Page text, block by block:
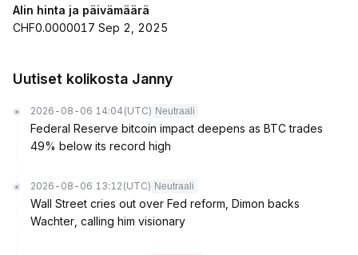
Alin hinta ja päivämäärä
CHF0.0000017 Sep 2, 2025
Uutiset kolikosta Janny
2026-08-06 14:04 (UTC) Neutraali
Federal Reserve bitcoin impact deepens as BTC trades
49% below its record high
2026-08-06 13:12 (UTC) Neutraali
Wall Street cries out over Fed reform, Dimon backs
Wachter, calling him visionary